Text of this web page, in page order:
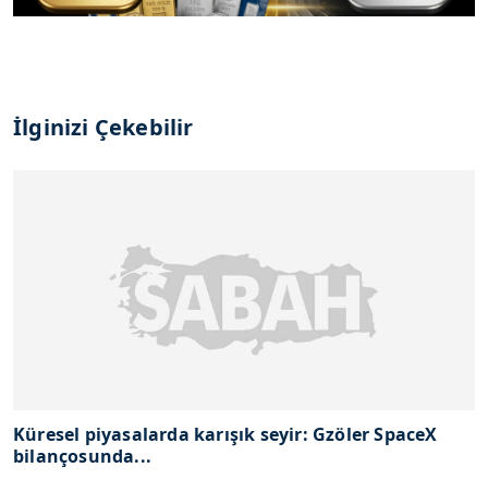
İlginizi Çekebilir
Küresel piyasalarda karışık seyir: Gzöler SpaceX
bilançosunda...